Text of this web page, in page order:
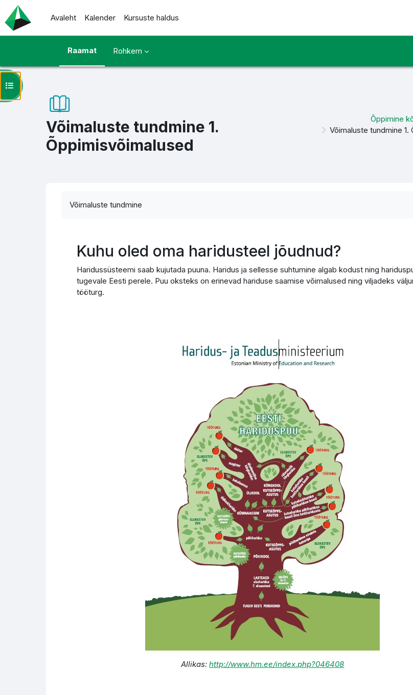
Jäta vahele peasisuni
Avaleht
Kalender Kursuste haldus
Raamat Rohkem
Võimaluste tundmine 1.
Õppimisvõimalused
Õppimine
Võimaluste tundmine
Ava kursuse sisukord
Võimaluste tundmine
Kuhu oled oma haridusteel jõudnud?
Haridussüsteemi saab kujutada puuna. Haridus ja sellesse suhtumine algab kodust ning
tugevale Eesti perele. Puu oksteks on erinevad hariduse saamise võimalused ning viljadeks
tööturg.
Allikas:http://www.hm.ee/index.php?046408